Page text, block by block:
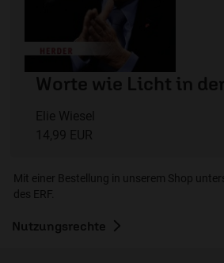
Worte wie Licht in
Elie Wiesel
14,99 EUR
Mit einer Bestellung in unserem Shop
des ERF.
Nutzungsrechte